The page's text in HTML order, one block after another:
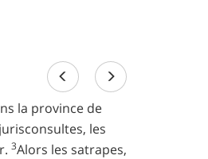
la province de
les
3Alors les satrapes,